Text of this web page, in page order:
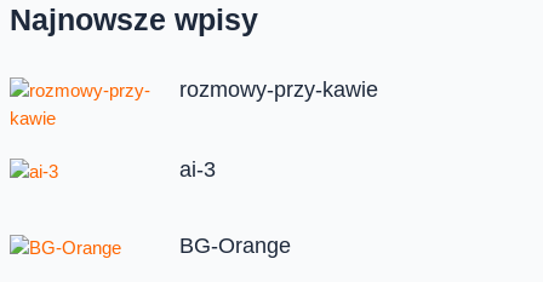
Najnowsze wpisy
rozmowy-przy-kawie
ai-3
BG-Orange